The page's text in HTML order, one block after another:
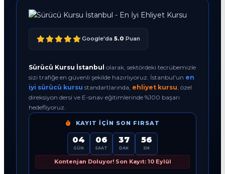
Google'da 5.0 Puan
Sürücü Kursu İstanbul olarak, sektördeki tecrübemizle
sizi trafiğe en güvenli şekilde hazırlıyoruz. İstanbul'un en
iyi sürücü kursu standartlarında, ehliyet kursu , özel
direksiyon dersi ve E-sınav eğitimlerinde %100 başarı
hedefliyoruz.
KAYIT İÇIN SON FIRSAT
04
GÜN
06
SAAT
37
DAK
55
SN
Kontenjan Doluyor! Son Kayıt: 10 Eylül